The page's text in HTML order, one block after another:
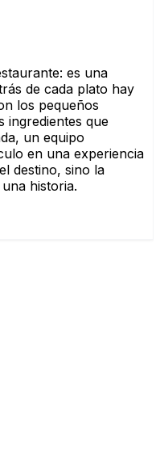
es una
de cada plato hay
los pequeños
ingredientes que
un equipo
en una experiencia
destino, sino la
historia.